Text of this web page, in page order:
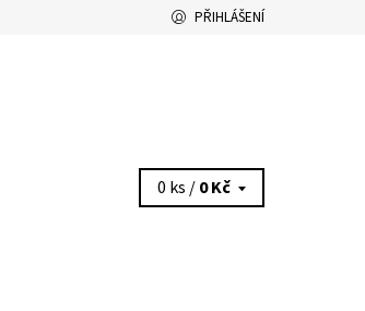
PŘIHLÁŠENÍ
0 ks /0 Kč